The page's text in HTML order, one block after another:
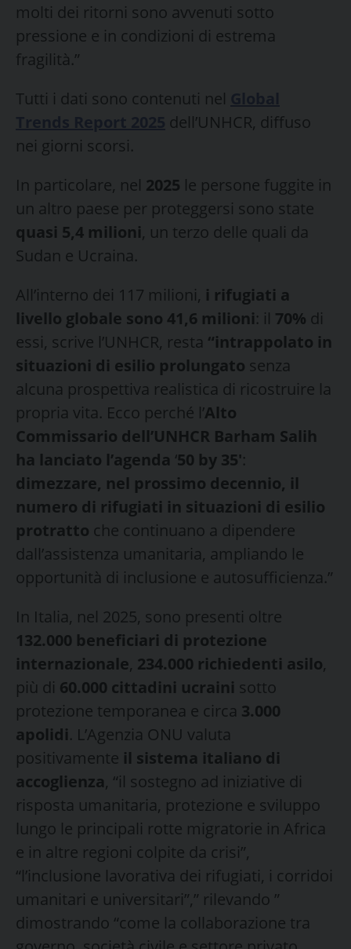
molti dei ritorni sono avvenuti sotto
pressione e in condizioni di estrema
fragilità.”
Tutti i dati sono contenuti nel
dell’UNHCR, diffuso
nei giorni scorsi.
In particolare, nel 2025 le persone fuggite in
un altro paese per proteggersi sono state
quasi 5,4 milioni, un terzo delle quali da
Sudan e Ucraina.
All’interno dei 117 milioni, i rifugiati a
livello globale sono 41,6 milioni: il 70% di
essi, scrive l’UNHCR, resta “intrappolato in
situazioni di esilio prolungato senza
alcuna prospettiva realistica di ricostruire la
propria vita. Ecco perché l’Alto
Commissario dell’UNHCR Barham Salih
ha lanciato l’agenda ‘50 by 35′:
dimezzare, nel prossimo decennio, il
numero di rifugiati in situazioni di esilio
protratto che continuano a dipendere
dall’assistenza umanitaria, ampliando le
opportunità di inclusione e autosufficienza.”
In Italia, nel 2025, sono presenti oltre
132.000 beneficiari di protezione
internazionale, 234.000 richiedenti asilo,
più di 60.000 cittadini ucraini sotto
protezione temporanea e circa 3.000
apolidi. L’Agenzia ONU valuta
positivamente il sistema italiano di
accoglienza, “il sostegno ad iniziative di
risposta umanitaria, protezione e sviluppo
lungo le principali rotte migratorie in Africa
e in altre regioni colpite da crisi”,
“l’inclusione lavorativa dei rifugiati, i corridoi
umanitari e universitari”,” rilevando ”
dimostrando “come la collaborazione tra